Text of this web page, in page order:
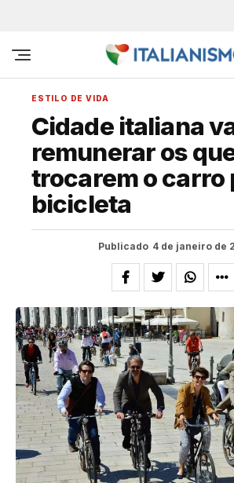
ESTILO DE VIDA
Cidade italiana
remunerar os
trocarem o carro
bicicleta
Publicado 4 de janeiro de